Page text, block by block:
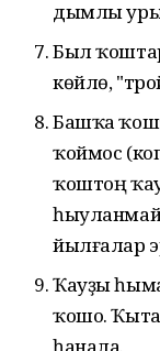
дымлы
Был
көйлө,
Башҡа
ҡоймос
ҡоштоң
йылғалар
Ҡауҙы
ҡошо.